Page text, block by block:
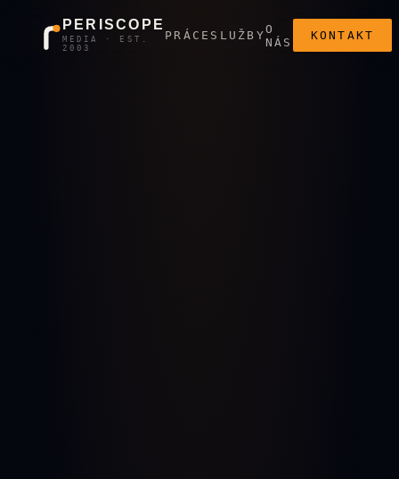
PERISCOPE
MEDIA · EST.
2003
PRÁCE SLUŽBYO
NÁS
KONTAKT